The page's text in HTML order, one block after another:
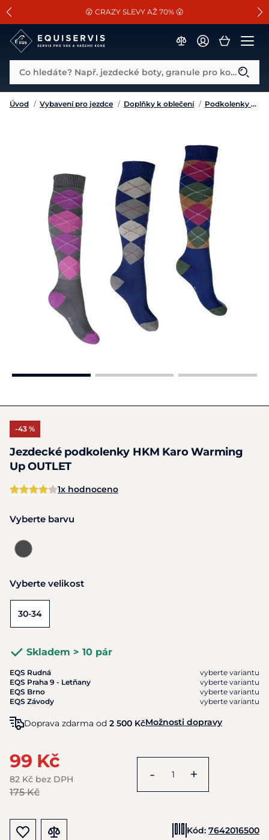
SLEVA 13% na vše od Cassini!
😮 CRAZY SLEVY AŽ 70% 😮
📐Pasování a doplňky k vybraným sedlům ZDARMA 🐴
Co hledáte? Např. jezdecké boty, granule pro koně...
Úvod / Vybavení pro jezdce / Doplňky k oblečení / Podkolenky a ponožky
-43 %
Jezdecké podkolenky HKM Karo Warming
Up OUTLET
1x hodnoceno
Vyberte barvu
Vyberte velikost
30-34
Skladem > 10 pár
EQS Rudná
vyberte variantu
EQS Praha 9 - Letňany
vyberte variantu
EQS Brno
vyberte variantu
EQS Závody
vyberte variantu
Doprava zdarma od 2 500 KčMožnosti dopravy
99 Kč
82 Kč bez DPH
175 Kč
- +
Kód: 7642016500